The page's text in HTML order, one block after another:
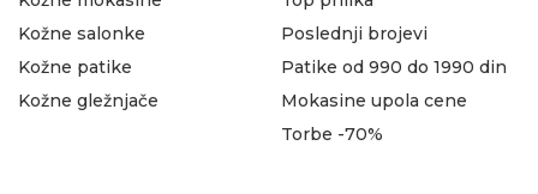
Kožne salonke
Kožne patike
Kožne gležnjače
Poslednji brojevi
Patike od 990 do 1990 din
Mokasine upola cene
Torbe -70%